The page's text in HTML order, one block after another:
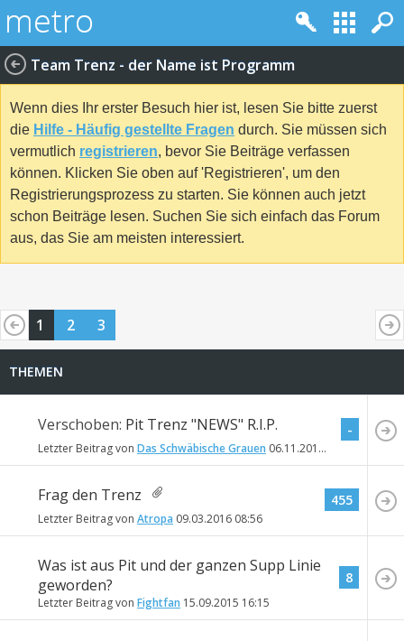
Team Trenz - der Name ist Programm
Wenn dies Ihr erster Besuch hier ist, lesen Sie bitte zuerst
die Hilfe - Häufig gestellte Fragen durch. Sie müssen sich
vermutlich registrieren, bevor Sie Beiträge verfassen
können. Klicken Sie oben auf 'Registrieren', um den
Registrierungsprozess zu starten. Sie können auch jetzt
schon Beiträge lesen. Suchen Sie sich einfach das Forum
aus, das Sie am meisten interessiert.
1 2 3
THEMEN
Verschoben: Pit Trenz "NEWS" R.I.P.
Letzter Beitrag von Das Schwäbische Grauen 06.11.2019
-
Frag den Trenz
Letzter Beitrag von Atropa 09.03.2016 08:56
455
Was ist aus Pit und der ganzen Supp Linie
geworden?
Letzter Beitrag von Fightfan 15.09.2015 16:15
8